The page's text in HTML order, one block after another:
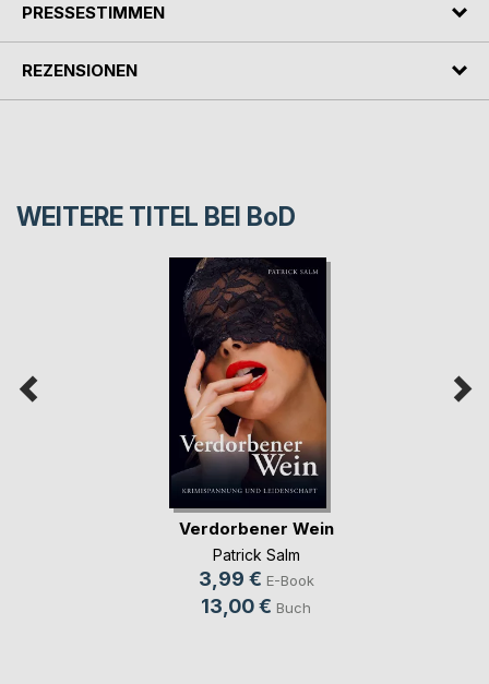
PRESSESTIMMEN
REZENSIONEN
WEITERE TITEL BEI BoD
Verdorbener Wein
Patrick Salm
3,99 € E-Book
13,00 € Buch